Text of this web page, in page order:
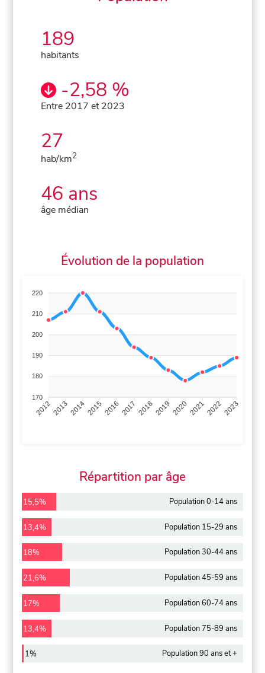
189
habitants
-2,58 %
Entre 2017 et 2023
27
hab/km2
46 ans
âge médian
Évolution de la population
220
210
200
190
180
170
201220132014201520162017 20182019 2020202120222023
Répartition par âge
15,5% Population 0-14 ans
13,4% Population 15-29 ans
18% Population 30-44 ans
21,6% Population 45-59 ans
17% Population 60-74 ans
13,4% Population 75-89 ans
1% Population 90 ans et +